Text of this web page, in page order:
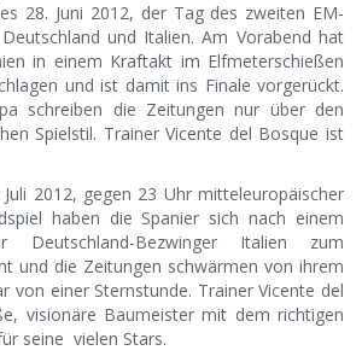
28. Juni 2012, der Tag des zweiten EM-
und Italien. Am Vorabend hat
in einem Kraftakt im Elfmeterschießen
und ist damit ins Finale vorgerückt.
schreiben die Zeitungen nur über den
Spielstil. Trainer Vicente del Bosque ist
2012, gegen 23 Uhr mitteleuropäischer
haben die Spanier sich nach einem
Bezwinger Italien zum
und die Zeitungen schwärmen von ihrem
von einer Sternstunde. Trainer Vicente del
visionäre Baumeister mit dem richtigen
seine vielen Stars.